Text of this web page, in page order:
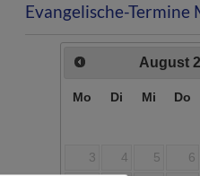
Evangelische-Termine
August
Mo Di Mi Do
3
4 5 6